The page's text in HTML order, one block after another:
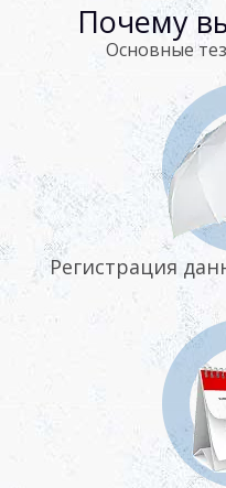
Почему
Основные
Регистрация